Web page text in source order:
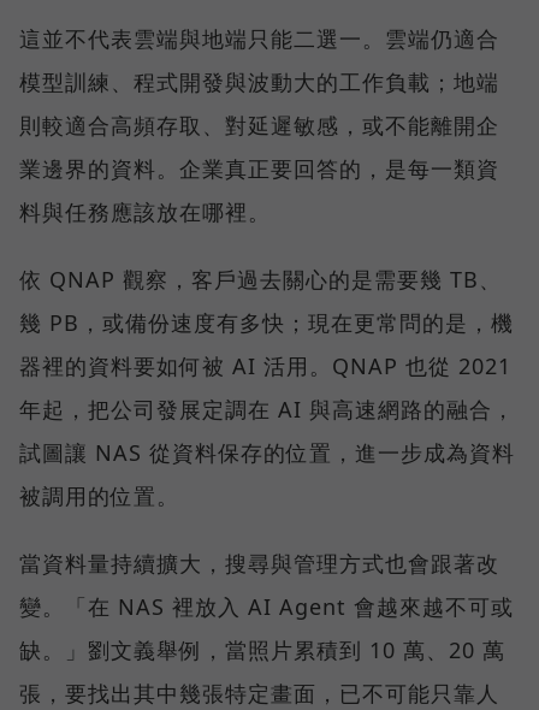
這並不代表雲端與地端只能二選一。雲端仍適合
模型訓練、程式開發與波動大的工作負載；地端
則較適合高頻存取、對延遲敏感，或不能離開企
業邊界的資料。企業真正要回答的，是每一類資
料與任務應該放在哪裡。
依 QNAP 觀察，客戶過去關心的是需要幾 TB、
幾 PB，或備份速度有多快；現在更常問的是，機
器裡的資料要如何被 AI 活用。QNAP 也從 2021
年起，把公司發展定調在 AI 與高速網路的融合，
試圖讓 NAS 從資料保存的位置，進一步成為資料
被調用的位置。
當資料量持續擴大，搜尋與管理方式也會跟著改
變。「在 NAS 裡放入 AI Agent 會越來越不可或
缺。」劉文義舉例，當照片累積到 10 萬、20 萬
張，要找出其中幾張特定畫面，已不可能只靠人